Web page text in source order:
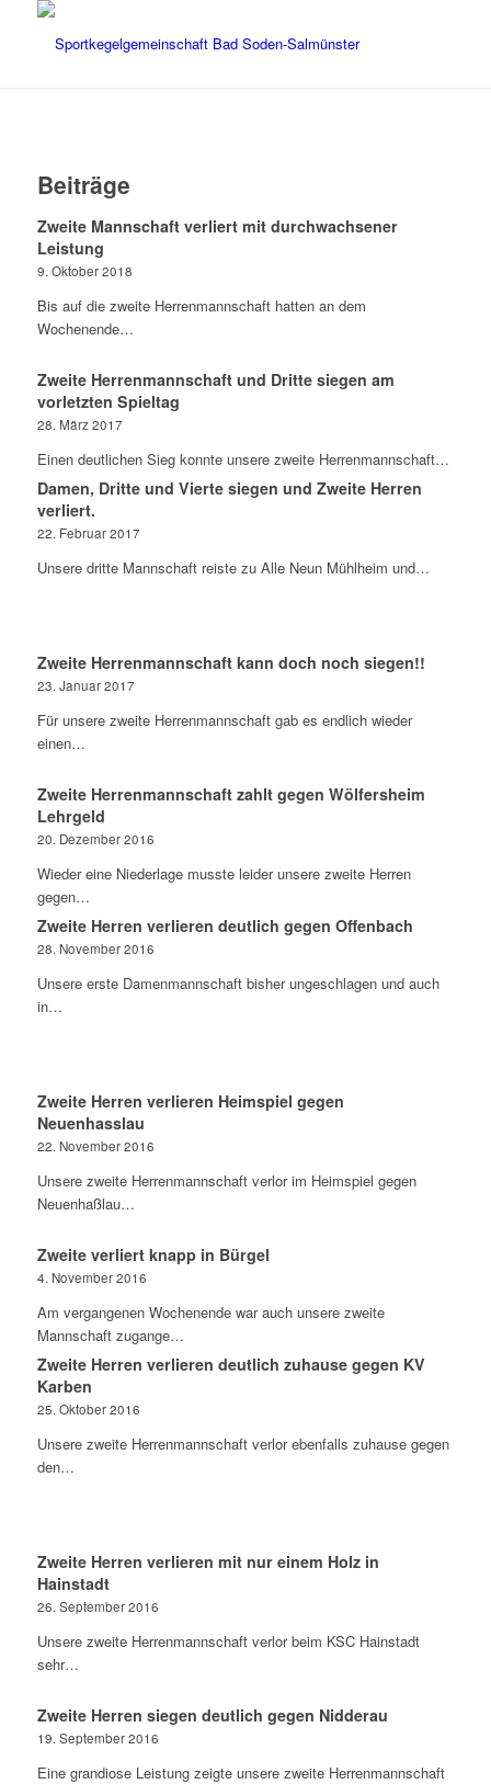
Beiträge
Zweite Mannschaft verliert mit durchwachsener
Leistung
9. Oktober 2018
Bis auf die zweite Herrenmannschaft hatten an dem
Wochenende…
Zweite Herrenmannschaft und Dritte siegen am
vorletzten Spieltag
28. März 2017
Einen deutlichen Sieg konnte unsere zweite Herrenmannschaft…
Damen, Dritte und Vierte siegen und Zweite Herren
verliert.
22. Februar 2017
Unsere dritte Mannschaft reiste zu Alle Neun Mühlheim und…
Zweite Herrenmannschaft kann doch noch siegen!!
23. Januar 2017
Für unsere zweite Herrenmannschaft gab es endlich wieder
einen…
Zweite Herrenmannschaft zahlt gegen Wölfersheim
Lehrgeld
20. Dezember 2016
Wieder eine Niederlage musste leider unsere zweite Herren
gegen…
Zweite Herren verlieren deutlich gegen Offenbach
28. November 2016
Unsere erste Damenmannschaft bisher ungeschlagen und auch
in…
Zweite Herren verlieren Heimspiel gegen
Neuenhasslau
22. November 2016
Unsere zweite Herrenmannschaft verlor im Heimspiel gegen
Neuenhaßlau…
Zweite verliert knapp in Bürgel
4. November 2016
Am vergangenen Wochenende war auch unsere zweite
Mannschaft zugange…
Zweite Herren verlieren deutlich zuhause gegen KV
Karben
25. Oktober 2016
Unsere zweite Herrenmannschaft verlor ebenfalls zuhause gegen
den…
Zweite Herren verlieren mit nur einem Holz in
Hainstadt
26. September 2016
Unsere zweite Herrenmannschaft verlor beim KSC Hainstadt
sehr…
Zweite Herren siegen deutlich gegen Nidderau
19. September 2016
Eine grandiose Leistung zeigte unsere zweite Herrenmannschaft